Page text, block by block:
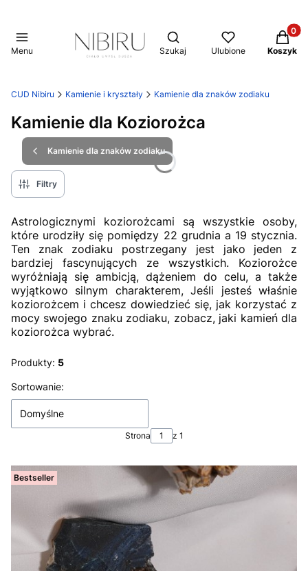
Menu
Otwórz wyszukiwarkę
Szukaj Ulubione Koszyk
CUD Nibiru Kamienie i kryształy Kamienie dla znaków zodiaku
Kamienie dla Koziorożca
Kamienie dla znaków zodiaku
Filtry
Astrologicznymi koziorożcami są wszystkie osoby,
które urodziły się pomiędzy 22 grudnia a 19 stycznia.
Ten znak zodiaku postrzegany jest jako jeden z
bardziej fascynujących ze wszystkich. Koziorożce
wyróżniają się ambicją, dążeniem do celu, a także
wyjątkowo silnym charakterem, Jeśli jesteś właśnie
koziorożcem i chcesz dowiedzieć się, jak korzystać z
mocy swojego znaku zodiaku, zobacz, jaki kamień dla
koziorożca wybrać.
Produkty: 5
Lista produktów
Sortowanie:
Domyślne
Strona z 1
Bestseller